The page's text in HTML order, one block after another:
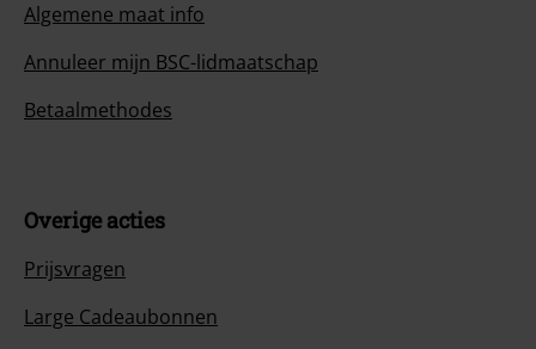
Algemene maat info
Annuleer mijn BSC-lidmaatschap
Betaalmethodes
Overige acties
Prijsvragen
Large Cadeaubonnen